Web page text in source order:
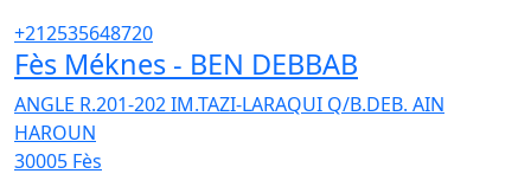
+212535648720
Fès Méknes - BEN DEBBAB
ANGLE R.201-202 IM.TAZI-LARAQUI Q/B.DEB. AIN
HAROUN
30005 Fès